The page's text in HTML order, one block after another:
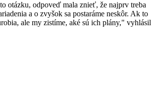
otázku, odpoveď mala znieť, že najprv treba
a o zvyšok sa postaráme neskôr. Ak to
ale my zistíme, aké sú ich plány," vyhlásil